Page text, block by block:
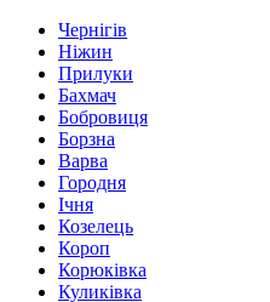
Чернігів
Ніжин
Прилуки
Бахмач
Бобровиця
Борзна
Варва
Городня
Ічня
Козелець
Короп
Корюківка
Куликівка